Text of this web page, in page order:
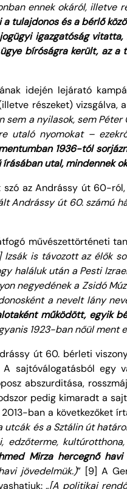
ennek okáról, illetve
tulajdonos és a bérlő
igazgatóság
bíróságra került, az
idején lejárató
részeket) vizsgálva,
sem a nyilasok, sem
utaló nyomokat –
1936-tól
írásában utal, mindennek
az Andrássy út 60-ról,
Andrássy út 60. számú
művészettörténeti
is távozott az élők
haláluk után a Pesti
negyedének a Zsidó
a nevelt lány
működött, egyik
1923-ban nőül
út 60. bérleti
sajtóválogatásból
abszurditása,
pedig kimaradt a
ban a következőket
utcák és a Sztálin út
edzőterme,
Mirza hercegnőhavi
jövedelmük.)” [9] A
„[A politikai